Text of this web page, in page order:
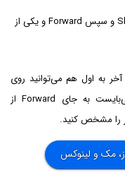
برای کاهش سرعت فیلم در کامپیوتر از Slow و سپس Forward و یکی از
به اول هم می‌توانید روی
OpenShot حساب باز کنید. برای این کار می‌بایست به جای Forward از